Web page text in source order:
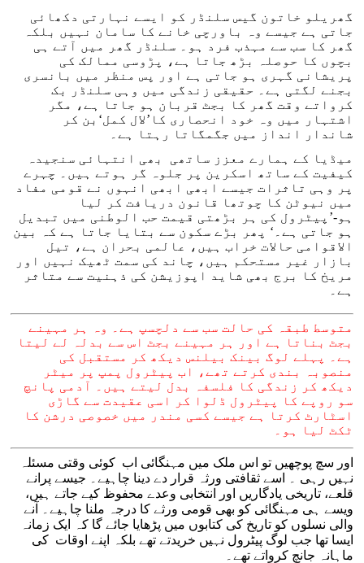
گھریلو خاتون گیس سلنڈر کو ایسے نہارتی دکھائی
جاتی ہے جیسے وہ باورچی خانے کا سامان نہیں بلکہ
گھر کا سب سے مہذب فرد ہو۔ سلنڈر گھر میں آتے ہی
بچوں کا حوصلہ بڑھ جاتا ہے، پڑوسی ممالک کی
پریشانی گہری ہو جاتی ہے اور پس منظر میں بانسری
بجنے لگتی ہے۔ حقیقی زندگی میں وہی سلنڈر بک
کرواتے وقت گھر کا بجٹ قربان ہو جاتا ہے، مگر
اشتہار میں وہ خود انحصاری کا’لال کمل‘بن کر
شاندار انداز میں جگمگاتا رہتا ہے۔
میڈیا کے ہمارے معزز ساتھی بھی انتہائی سنجیدہ
کیفیت کے ساتھ اسکرین پر جلوہ گر ہوتے ہیں۔ چہرے
پر وہی تاثرات جیسے ابھی ابھی انہوں نے قومی مفاد
میں نیوٹن کا چوتھا قانون دریافت کر لیا
ہو-’پیٹرول کی ہر بڑھتی قیمت حب الوطنی میں تبدیل
ہو جاتی ہے۔‘ پھر بڑے سکون سے بتایا جاتا ہے کہ بین
الاقوامی حالات خراب ہیں، عالمی بحران ہے، تیل
بازار غیر مستحکم ہیں، چاند کی سمت ٹھیک نہیں اور
مریخ کا برج بھی شاید اپوزیشن کی ذہنیت سے متاثر
ہے۔
متوسط طبقہ کی حالت سب سے دلچسپ ہے۔ وہ ہر مہینے
بجٹ بناتا ہے اور ہر مہینے بجٹ اس سے بدلہ لے لیتا
ہے۔ پہلے لوگ بینک بیلنس دیکھ کر مستقبل کی
منصوبہ بندی کرتے تھے، اب پیٹرول پمپ پر میٹر
دیکھ کر زندگی کا فلسفہ بدل لیتے ہیں۔ آدمی پانچ
سو روپے کا پیٹرول ڈلوا کر اسی عقیدت سے گاڑی
اسٹارٹ کرتا ہے جیسے کسی مندر میں خصوصی درشن کا
ٹکٹ لیا ہو۔
اور سچ پوچھیں تو اس ملک میں مہنگائی اب کوئی وقتی مسئلہ
نہیں رہی ۔ اسے ثقافتی ورثہ قرار دے دینا چاہیے۔ جیسے پرانے
قلعے، تاریخی یادگاریں اور انتخابی وعدے محفوظ کیے جاتے ہیں،
ویسے ہی مہنگائی کو بھی قومی ورثے کا درجہ ملنا چاہیے۔ آنے
والی نسلوں کو تاریخ کی کتابوں میں پڑھایا جائے گا کہ ایک زمانہ
ایسا تھا جب لوگ پیٹرول نہیں خریدتے تھے بلکہ اپنے اوقات کی
ماہانہ جانچ کرواتے تھے۔